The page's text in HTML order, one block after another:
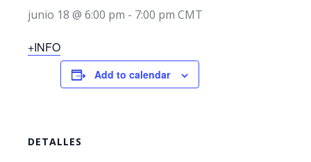
junio 18 @ 6:00 pm - 7:00 pm CMT
+INFO
Add to calendar
DETALLES